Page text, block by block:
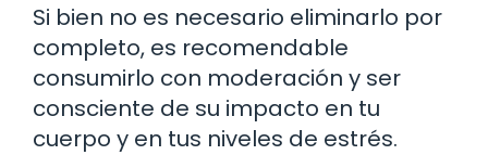
Si bien no es necesario eliminarlo por
completo, es recomendable
consumirlo con moderación y ser
consciente de su impacto en tu
cuerpo y en tus niveles de estrés.